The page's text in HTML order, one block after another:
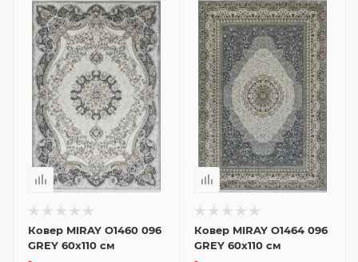
Ковер MIRAY O1460 096
GREY 60x110 см
Ковер MIRAY O1464 096
GREY 60x110 см